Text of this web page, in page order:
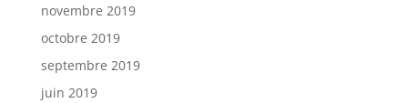
novembre 2019
octobre 2019
septembre 2019
juin 2019